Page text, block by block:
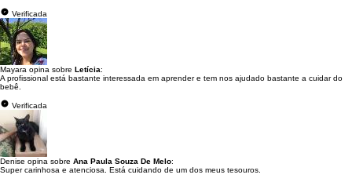
Verificada
Mayara opina sobre Letícia:
A profissional está bastante interessada em aprender e tem nos ajudado bastante a cuidar do
bebê.
Verificada
Denise opina sobre Ana Paula Souza De Melo:
Super carinhosa e atenciosa. Está cuidando de um dos meus tesouros.